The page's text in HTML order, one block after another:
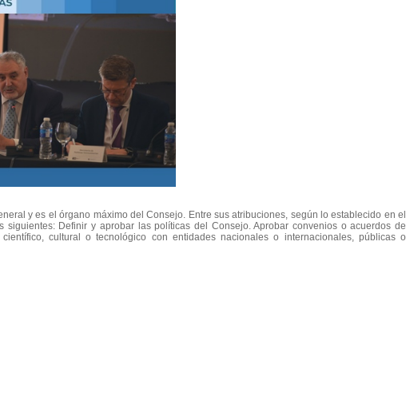
y es el órgano máximo del Consejo. Entre sus atribuciones, según lo establecido en el
siguientes: Definir y aprobar las políticas del Consejo. Aprobar convenios o acuerdos de
cultural o tecnológico con entidades nacionales o internacionales, públicas o